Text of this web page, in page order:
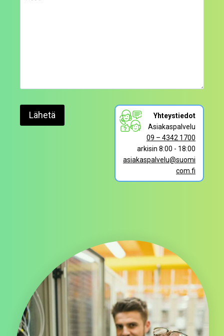
Yhteystiedot
Asiakaspalvelu
09 – 4342 1700
arkisin 8:00 - 18:00
asiakaspalvelu@suomi
com.fi